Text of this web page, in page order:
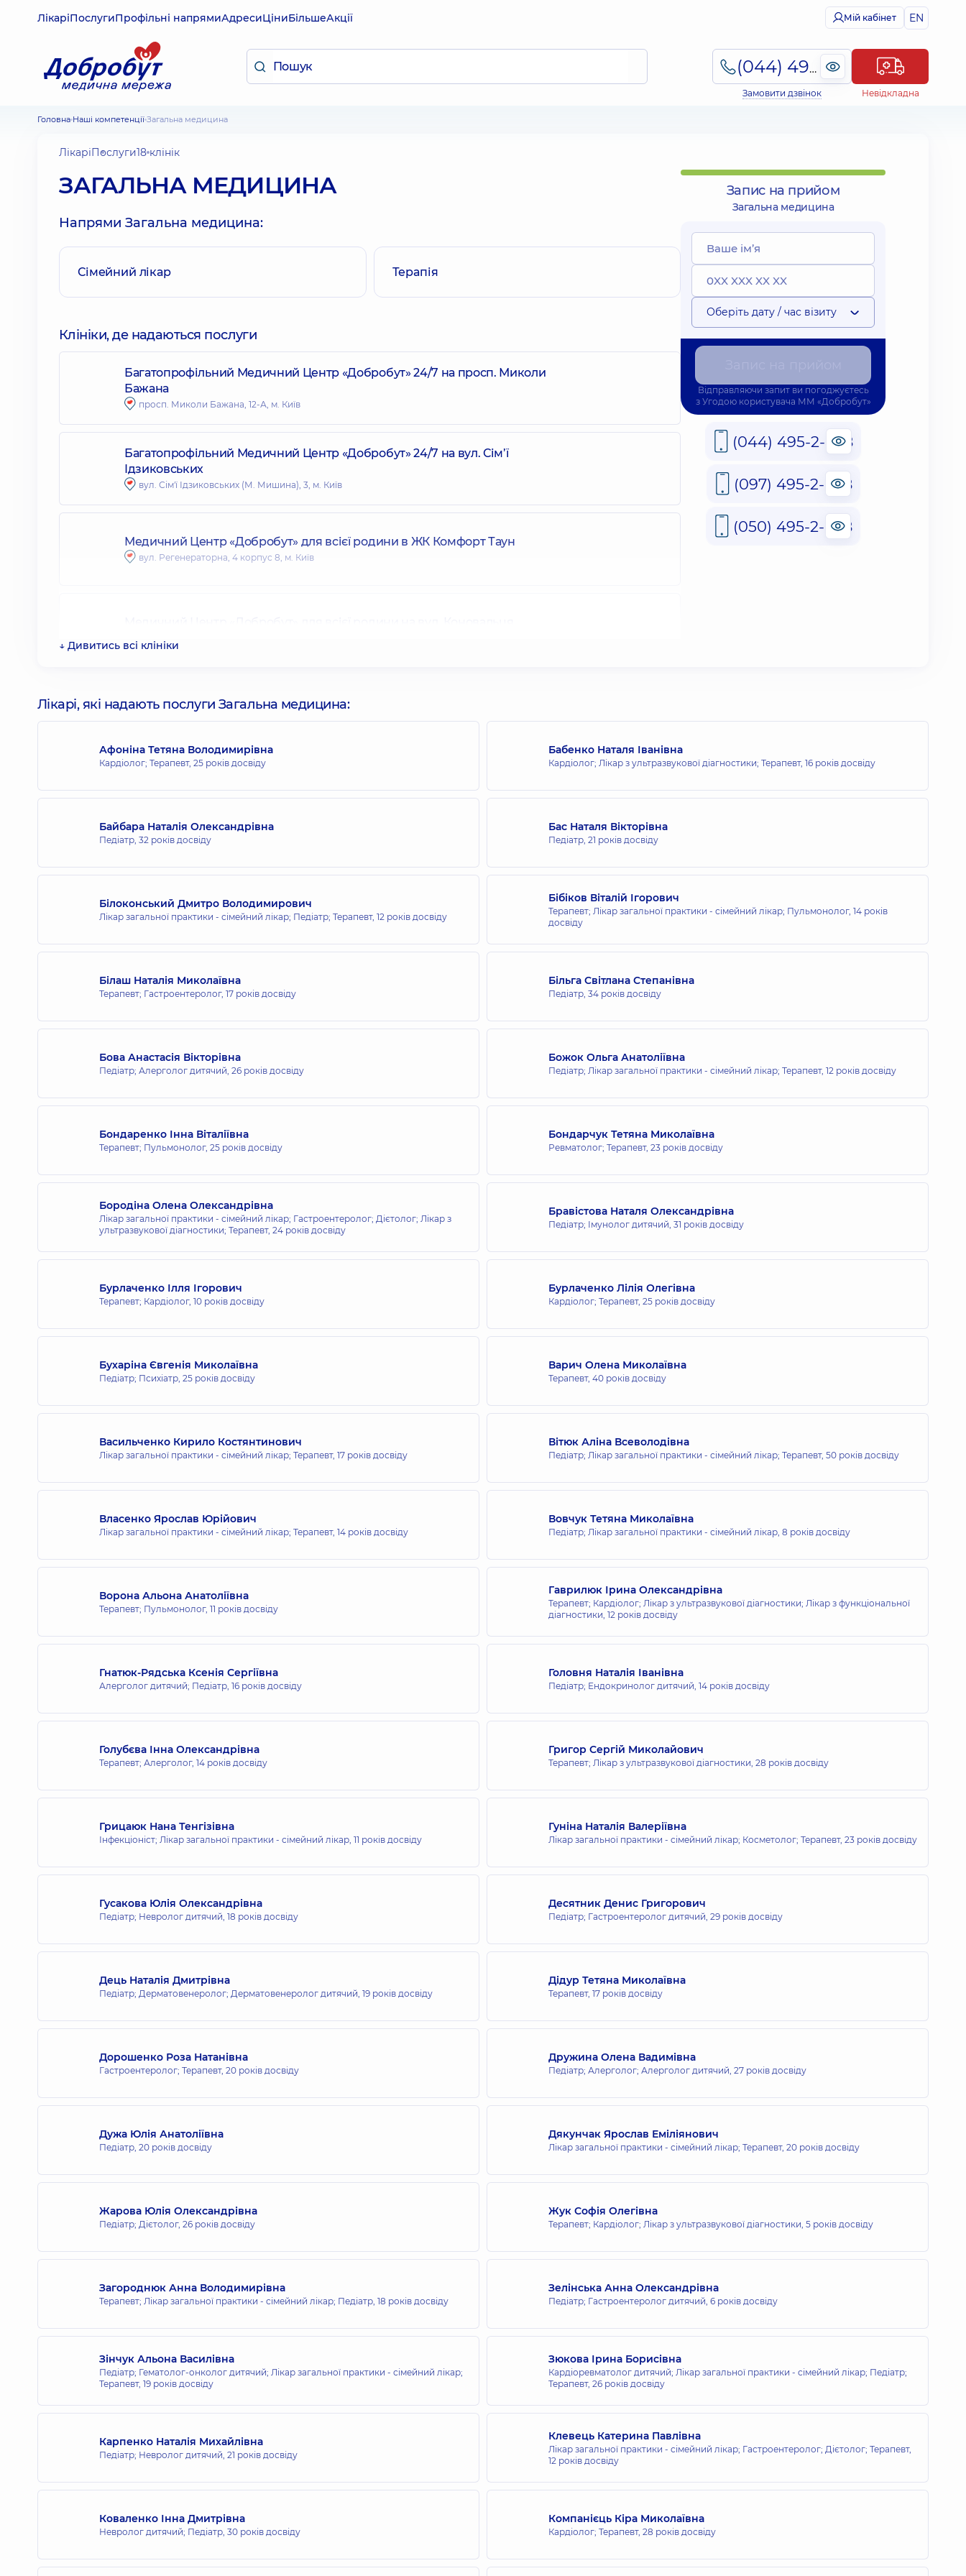
ЛікаріПослугиПрофільні напрямиАдресиЦіниБільшеАкції Мій кабінет EN
(044) 495-2-888
Замовити дзвінок Невідкладна
Головна Наші компетенції Загальна медицина
ЛікаріПослуги18 клінік
ЗАГАЛЬНА МЕДИЦИНА
Напрями Загальна медицина:
Сімейний лікар Терапія
Клініки, де надаються послуги
Багатопрофільний Медичний Центр «Добробут» 24/7 на просп. Миколи
Бажана
просп. Миколи Бажана, 12-А, м. Київ
Багатопрофільний Медичний Центр «Добробут» 24/7 на вул. Сім’ї
Ідзиковських
вул. Сім'ї Ідзиковських (М. Мишина), 3, м. Київ
Медичний Центр «Добробут» для всієї родини в ЖК Комфорт Таун
вул. Регенераторна, 4 корпус 8, м. Київ
Медичний Центр «Добробут» для всієї родини на Олімпійській
вул. Андрія Верхогляда, 16-А, м. Київ
Медичний Центр «Добробут» для всієї родини на Русанівці
вул. Ентузіастів 1/2, м. Київ
Медичний Центр «Добробут» для всієї родини у Броварах
Медичний Центр «Добробут» для всієї родини в Ірпені
Медичний Центр «Добробут» для всієї родини в Голосієві
Медичний Центр «Добробут» для всієї родини на Берестейській
вул. Ігоря Сікорського, 1, м. Київ
Медичний Центр «Добробут» для всієї родини на Софіївській Борщагівці
просп. Володимира Івасюка (Героїв Сталінграда), 16-В, м. Київ
вул. Святошинська, 3-Б, м. Київ
вул. Олександра Мишуги, 12, м. Київ
Медичний Центр «Добробут» для всієї родини на Позняках
вул. Драгоманова, 21-А, м. Київ
Медичний Центр «Добробут» для всієї родини на вул. Татарській
вул. Татарська, 2-Е, м. Київ
Медичний центр «Добробут». Центр психічного здоров'я на Повітряних Сил,
56
↓ Дивитись всі клініки
Запис на прийом
Загальна медицина
Оберіть дату / час візиту
Відправляючи запит ви погоджуєтесь
з Угодою користувача ММ «Добробут»
(044) 495-2-888
(097) 495-2-888
(050) 495-2-888
Лікарі, які надають послуги Загальна медицина:
Афоніна Тетяна Володимирівна
Кардіолог; Терапевт, 25 років досвіду
Бабенко Наталя Іванівна
Кардіолог; Лікар з ультразвукової діагностики; Терапевт, 16 років досвіду
Байбара Наталія Олександрівна
Педіатр, 32 років досвіду
Бас Наталя Вікторівна
Педіатр, 21 років досвіду
Білоконський Дмитро Володимирович
Лікар загальної практики - сімейний лікар; Педіатр; Терапевт, 12 років досвіду
Бібіков Віталій Ігорович
Терапевт; Лікар загальної практики - сімейний лікар; Пульмонолог, 14 років
досвіду
Білаш Наталія Миколаївна
Терапевт; Гастроентеролог, 17 років досвіду
Більга Світлана Степанівна
Педіатр, 34 років досвіду
Бова Анастасія Вікторівна
Педіатр; Алерголог дитячий, 26 років досвіду
Божок Ольга Анатоліївна
Педіатр; Лікар загальної практики - сімейний лікар; Терапевт, 12 років досвіду
Бондаренко Інна Віталіївна
Терапевт; Пульмонолог, 25 років досвіду
Бондарчук Тетяна Миколаївна
Ревматолог; Терапевт, 23 років досвіду
Бородіна Олена Олександрівна
Лікар загальної практики - сімейний лікар; Гастроентеролог; Дієтолог; Лікар з
ультразвукової діагностики; Терапевт, 24 років досвіду
Бравістова Наталя Олександрівна
Педіатр; Імунолог дитячий, 31 років досвіду
Бурлаченко Ілля Ігорович
Терапевт; Кардіолог, 10 років досвіду
Бурлаченко Лілія Олегівна
Кардіолог; Терапевт, 25 років досвіду
Бухаріна Євгенія Миколаївна
Педіатр; Психіатр, 25 років досвіду
Варич Олена Миколаївна
Терапевт, 40 років досвіду
Васильченко Кирило Костянтинович
Лікар загальної практики - сімейний лікар; Терапевт, 17 років досвіду
Вітюк Аліна Всеволодівна
Педіатр; Лікар загальної практики - сімейний лікар; Терапевт, 50 років досвіду
Власенко Ярослав Юрійович
Лікар загальної практики - сімейний лікар; Терапевт, 14 років досвіду
Вовчук Тетяна Миколаївна
Педіатр; Лікар загальної практики - сімейний лікар, 8 років досвіду
Ворона Альона Анатоліївна
Терапевт; Пульмонолог, 11 років досвіду
Гаврилюк Ірина Олександрівна
Терапевт; Кардіолог; Лікар з ультразвукової діагностики; Лікар з функціональної
діагностики, 12 років досвіду
Гнатюк-Рядська Ксенія Сергіївна
Алерголог дитячий; Педіатр, 16 років досвіду
Головня Наталія Іванівна
Педіатр; Ендокринолог дитячий, 14 років досвіду
Голубєва Інна Олександрівна
Терапевт; Алерголог, 14 років досвіду
Григор Сергій Миколайович
Терапевт; Лікар з ультразвукової діагностики, 28 років досвіду
Грицаюк Нана Тенгізівна
Інфекціоніст; Лікар загальної практики - сімейний лікар, 11 років досвіду
Гуніна Наталія Валеріївна
Лікар загальної практики - сімейний лікар; Косметолог; Терапевт, 23 років досвіду
Гусакова Юлія Олександрівна
Педіатр; Невролог дитячий, 18 років досвіду
Десятник Денис Григорович
Педіатр; Гастроентеролог дитячий, 29 років досвіду
Дець Наталія Дмитрівна
Педіатр; Дерматовенеролог; Дерматовенеролог дитячий, 19 років досвіду
Дідур Тетяна Миколаївна
Терапевт, 17 років досвіду
Дорошенко Роза Натанівна
Гастроентеролог; Терапевт, 20 років досвіду
Дружина Олена Вадимівна
Педіатр; Алерголог; Алерголог дитячий, 27 років досвіду
Дужа Юлія Анатоліївна
Педіатр, 20 років досвіду
Дякунчак Ярослав Еміліянович
Лікар загальної практики - сімейний лікар; Терапевт, 20 років досвіду
Жарова Юлія Олександрівна
Педіатр; Дієтолог, 26 років досвіду
Жук Софія Олегівна
Терапевт; Кардіолог; Лікар з ультразвукової діагностики, 5 років досвіду
Загороднюк Анна Володимирівна
Терапевт; Лікар загальної практики - сімейний лікар; Педіатр, 18 років досвіду
Зелінська Анна Олександрівна
Педіатр; Гастроентеролог дитячий, 6 років досвіду
Зінчук Альона Василівна
Педіатр; Гематолог-онколог дитячий; Лікар загальної практики - сімейний лікар;
Терапевт, 19 років досвіду
Зюкова Ірина Борисівна
Кардіоревматолог дитячий; Лікар загальної практики - сімейний лікар; Педіатр;
Терапевт, 26 років досвіду
Карпенко Наталія Михайлівна
Педіатр; Невролог дитячий, 21 років досвіду
Клевець Катерина Павлівна
Лікар загальної практики - сімейний лікар; Гастроентеролог; Дієтолог; Терапевт,
12 років досвіду
Коваленко Інна Дмитрівна
Невролог дитячий; Педіатр, 30 років досвіду
Компанієць Кіра Миколаївна
Кардіолог; Терапевт, 28 років досвіду